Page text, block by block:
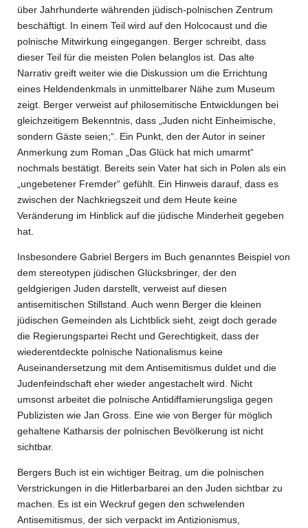
über Jahrhunderte währenden jüdisch-polnischen Zentrum
beschäftigt. In einem Teil wird auf den Holcocaust und die
polnische Mitwirkung eingegangen. Berger schreibt, dass
dieser Teil für die meisten Polen belanglos ist. Das alte
Narrativ greift weiter wie die Diskussion um die Errichtung
eines Heldendenkmals in unmittelbarer Nähe zum Museum
zeigt. Berger verweist auf philosemitische Entwicklungen bei
gleichzeitigem Bekenntnis, dass „Juden nicht Einheimische,
sondern Gäste seien;“. Ein Punkt, den der Autor in seiner
Anmerkung zum Roman „Das Glück hat mich umarmt“
nochmals bestätigt. Bereits sein Vater hat sich in Polen als ein
„ungebetener Fremder“ gefühlt. Ein Hinweis darauf, dass es
zwischen der Nachkriegszeit und dem Heute keine
Veränderung im Hinblick auf die jüdische Minderheit gegeben
hat.
Insbesondere Gabriel Bergers im Buch genanntes Beispiel von
dem stereotypen jüdischen Glücksbringer, der den
geldgierigen Juden darstellt, verweist auf diesen
antisemitischen Stillstand. Auch wenn Berger die kleinen
jüdischen Gemeinden als Lichtblick sieht, zeigt doch gerade
die Regierungspartei Recht und Gerechtigkeit, dass der
wiederentdeckte polnische Nationalismus keine
Auseinandersetzung mit dem Antisemitismus duldet und die
Judenfeindschaft eher wieder angestachelt wird. Nicht
umsonst arbeitet die polnische Antidiffamierungsliga gegen
Publizisten wie Jan Gross. Eine wie von Berger für möglich
gehaltene Katharsis der polnischen Bevölkerung ist nicht
sichtbar.
Bergers Buch ist ein wichtiger Beitrag, um die polnischen
Verstrickungen in die Hitlerbarbarei an den Juden sichtbar zu
machen. Es ist ein Weckruf gegen den schwelenden
Antisemitismus, der sich verpackt im Antizionismus,